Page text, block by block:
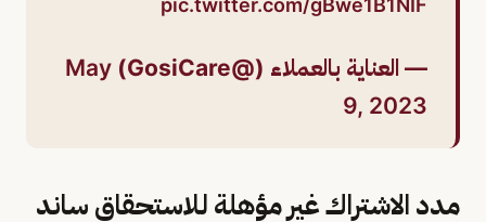
pic.twitter.com/gBwe1B1NIF
— العناية بالعملاء (@GosiCare)
May
9, 2023
مدد الاشتراك غير مؤهلة للاستحقاق ساند